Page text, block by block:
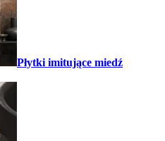
Płytki imitujące miedź